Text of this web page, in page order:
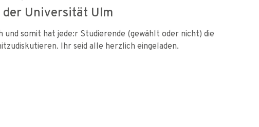
der Universität Ulm
somit hat jede:r Studierende (gewählt oder nicht) die
Ihr seid alle herzlich eingeladen.